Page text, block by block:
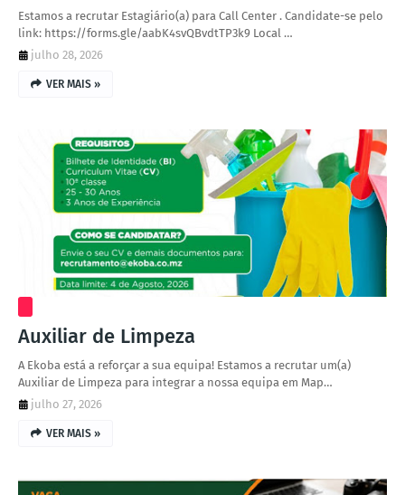
Estamos a recrutar Estagiário(a) para Call Center . Candidate-se pelo
link: https://forms.gle/aabK4svQBvdtTP3k9 Local …
julho 28, 2026
VER MAIS »
Auxiliar de Limpeza
A Ekoba está a reforçar a sua equipa! Estamos a recrutar um(a)
Auxiliar de Limpeza para integrar a nossa equipa em Map…
julho 27, 2026
VER MAIS »